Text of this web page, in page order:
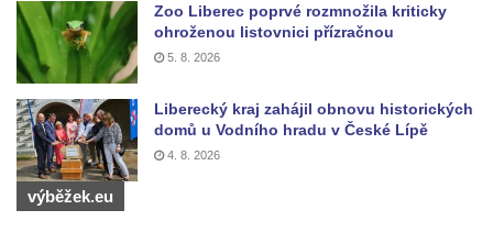
Pamětní desky významných rodáků na zdi
kostela svatého Bartoloměje ve Velkém
Šenově
Pamětní deska Johanna Wolfganga Goetha
na Komorní Hůrce
Pamětní deska Edmunda Kaizla na
bývalém špitále v Cítolibech
Zoo Liberec poprvé rozmnožila kriticky
ohroženou listovnici přízračnou
5. 8. 2026
Liberecký kraj zahájil obnovu historických
domů u Vodního hradu v České Lípě
4. 8. 2026
výběžek.eu